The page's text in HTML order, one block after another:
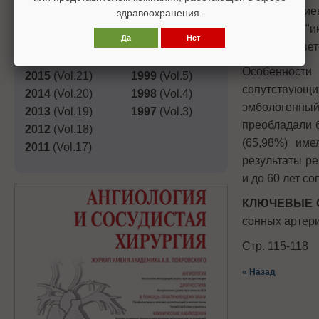
(1,64%)
Показатель
60 лет
преобладали
(65,98%)
результаты
и до 60 лет
КЛЮЧЕВЫЕ
сонных
Стр. 115-118
« Назад
2019 (Vol.25)
2015 (Vol.21)
2014 (Vol.20)
2013 (Vol.19)
2012 (Vol.18)
2011 (Vol.17)
2003(Vol.9)
(Vol.8)
2001
(Vol.7)
1999 (Vol.5)
1998 (Vol.4)
1997 (Vol.3)
здравоохранения.
Да Нет